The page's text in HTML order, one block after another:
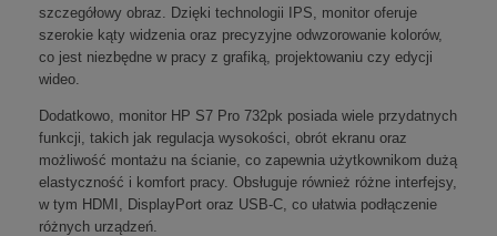
szczegółowy obraz. Dzięki technologii IPS, monitor oferuje
szerokie kąty widzenia oraz precyzyjne odwzorowanie kolorów,
co jest niezbędne w pracy z grafiką, projektowaniu czy edycji
wideo.
Dodatkowo, monitor HP S7 Pro 732pk posiada wiele przydatnych
funkcji, takich jak regulacja wysokości, obrót ekranu oraz
możliwość montażu na ścianie, co zapewnia użytkownikom dużą
elastyczność i komfort pracy. Obsługuje również różne interfejsy,
w tym HDMI, DisplayPort oraz USB-C, co ułatwia podłączenie
różnych urządzeń.